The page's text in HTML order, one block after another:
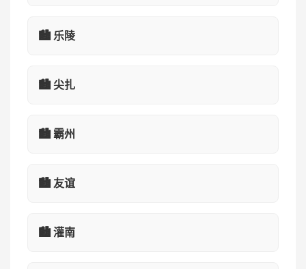
🏙️ 乐陵
🏙️ 尖扎
🏙️ 霸州
🏙️ 友谊
🏙️ 灌南